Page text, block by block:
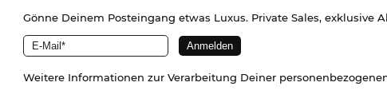
Gönne Deinem Posteingang etwas Luxus. Private Sales, exklusive
Weitere Informationen zur Verarbeitung Deiner